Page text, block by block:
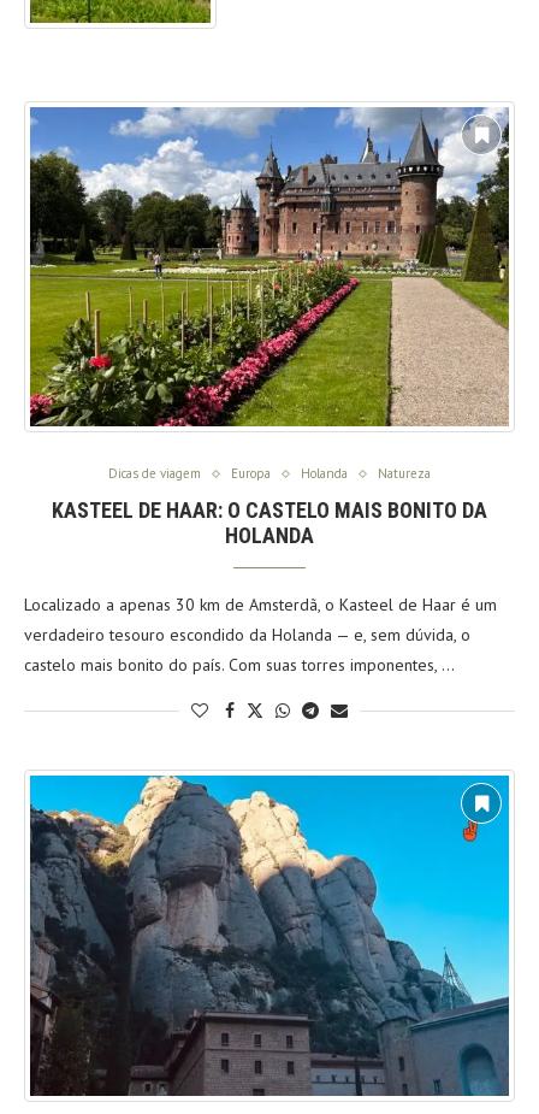
Dicas de viagem Europa Holanda Natureza
KASTEEL DE HAAR: O CASTELO MAIS BONITO DA
HOLANDA
Localizado a apenas 30 km de Amsterdã, o Kasteel de Haar é um
verdadeiro tesouro escondido da Holanda — e, sem dúvida, o
castelo mais bonito do país. Com suas torres imponentes, …